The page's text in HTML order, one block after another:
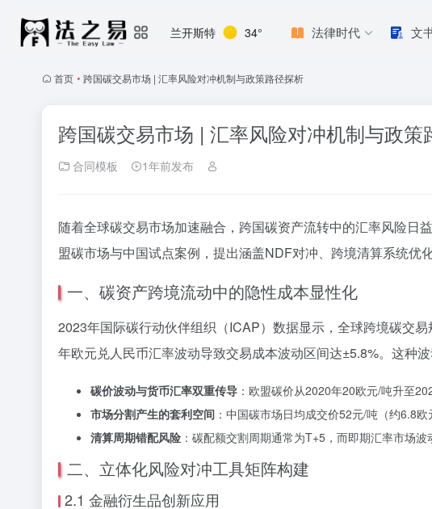
兰开斯特 34° 法律时代 文
首页 • 跨国碳交易市场 | 汇率风险对冲机制与政策路径探析
跨国碳交易市场 | 汇率风险对冲机制与政策
合同模板 1年前发布
随着全球碳交易市场加速融合，跨国碳资产流转中的汇率风险日
盟碳市场与中国试点案例，提出涵盖NDF对冲、跨境清算系统优
一、碳资产跨境流动中的隐性成本显性化
2023年国际碳行动伙伴组织（ICAP）数据显示，全球跨境碳交
年欧元兑人民币汇率波动导致交易成本波动区间达±5.8%。这种
碳价波动与货币汇率双重传导 ：欧盟碳价从2020年20欧元/吨升至
市场分割产生的套利空间 ：中国碳市场日均成交价52元/吨（约6.8
清算周期错配风险 ：碳配额交割周期通常为T+5，而即期汇率市场波
二、立体化风险对冲工具矩阵构建
2.1 金融衍生品创新应用